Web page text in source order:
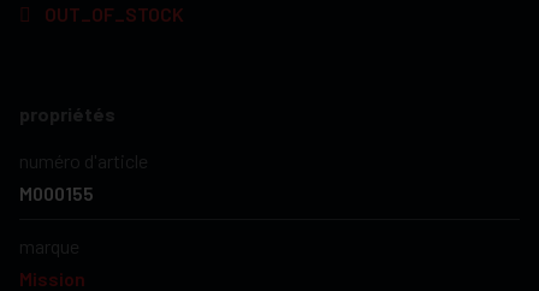
OUT_OF_STOCK
propriétés
numéro d'article
M000155
marque
Mission